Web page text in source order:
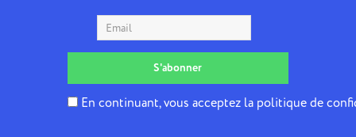
En continuant, vous acceptez la politique de